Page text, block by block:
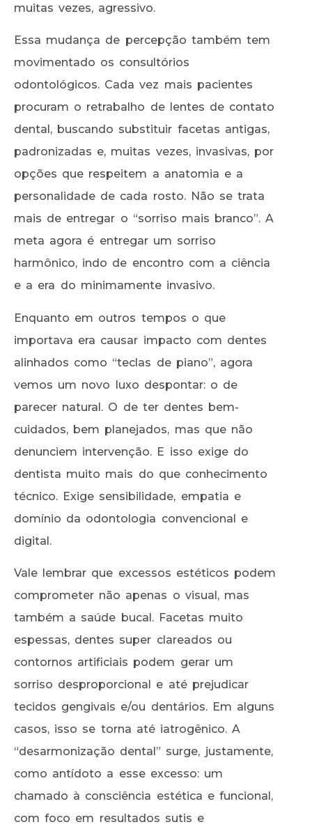
muitas vezes, agressivo.
Essa mudança de percepção também tem
movimentado os consultórios
odontológicos. Cada vez mais pacientes
procuram o retrabalho de lentes de contato
dental, buscando substituir facetas antigas,
padronizadas e, muitas vezes, invasivas, por
opções que respeitem a anatomia e a
personalidade de cada rosto. Não se trata
mais de entregar o “sorriso mais branco”. A
meta agora é entregar um sorriso
harmônico, indo de encontro com a ciência
e a era do minimamente invasivo.
Enquanto em outros tempos o que
importava era causar impacto com dentes
alinhados como “teclas de piano”, agora
vemos um novo luxo despontar: o de
parecer natural. O de ter dentes bem-
cuidados, bem planejados, mas que não
denunciem intervenção. E isso exige do
dentista muito mais do que conhecimento
técnico. Exige sensibilidade, empatia e
domínio da odontologia convencional e
digital.
Vale lembrar que excessos estéticos podem
comprometer não apenas o visual, mas
também a saúde bucal. Facetas muito
espessas, dentes super clareados ou
contornos artificiais podem gerar um
sorriso desproporcional e até prejudicar
tecidos gengivais e/ou dentários. Em alguns
casos, isso se torna até iatrogênico. A
“desarmonização dental” surge, justamente,
como antídoto a esse excesso: um
chamado à consciência estética e funcional,
com foco em resultados sutis e